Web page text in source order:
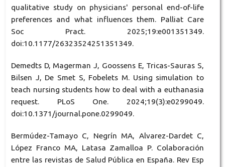
qualitative study on physicians' personal end-of-life
preferences and what influences them. Palliat Care
Soc Pract. 2025;19:e001351349.
doi:10.1177/26323524251351349.
Demedts D, Magerman J, Goossens E, Tricas-Sauras S,
Bilsen J, De Smet S, Fobelets M. Using simulation to
teach nursing students how to deal with a euthanasia
request. PLoS One. 2024;19(3):e0299049.
doi:10.1371/journal.pone.0299049.
Bermúdez-Tamayo C, Negrín MA, Alvarez-Dardet C,
López Franco MA, Latasa Zamalloa P. Colaboración
entre las revistas de Salud Pública en España. Rev Esp